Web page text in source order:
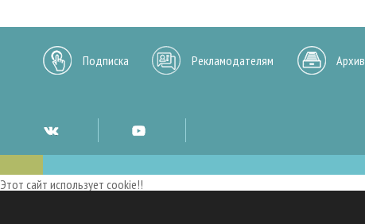
Подписка Рекламодателям
Этот сайт использует cookie!!
Мы используем cookies и аналогичные технологии для улучшения работы